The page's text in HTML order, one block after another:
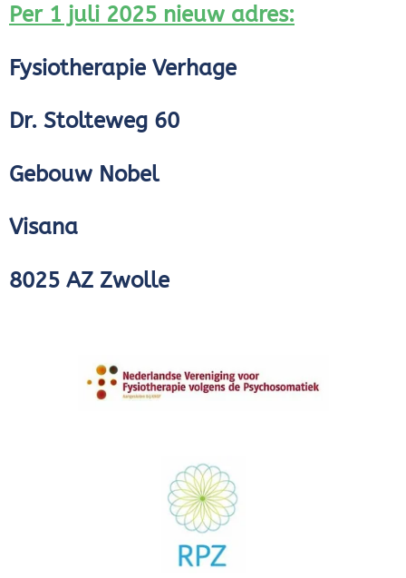
Per 1 juli 2025 nieuw adres:
Fysiotherapie Verhage
Dr. Stolteweg 60
Gebouw Nobel
Visana
8025 AZ Zwolle